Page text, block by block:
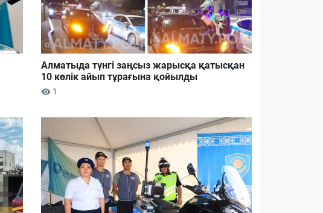
Алматыда түнгі заңсыз жарысқа қатысқан
10 көлік айып тұрағына қойылды
1